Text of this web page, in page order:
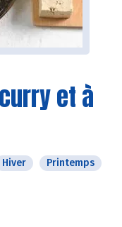
et à
Hiver Printemps